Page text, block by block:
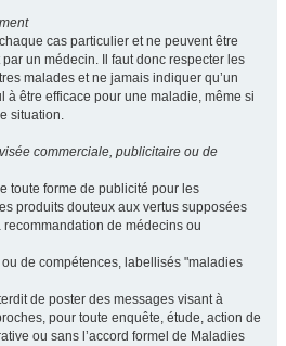
cas particulier et ne peuvent être
un médecin. Il faut donc respecter les
malades et ne jamais indiquer qu’un
à être efficace pour une maladie, même si
situation.
commerciale, publicitaire ou de
toute forme de publicité pour les
produits douteux aux vertus supposées
de médecins ou
de compétences, labellisés "maladies
de poster des messages visant à
pour toute enquête, étude, action de
ou sans l’accord formel de Maladies